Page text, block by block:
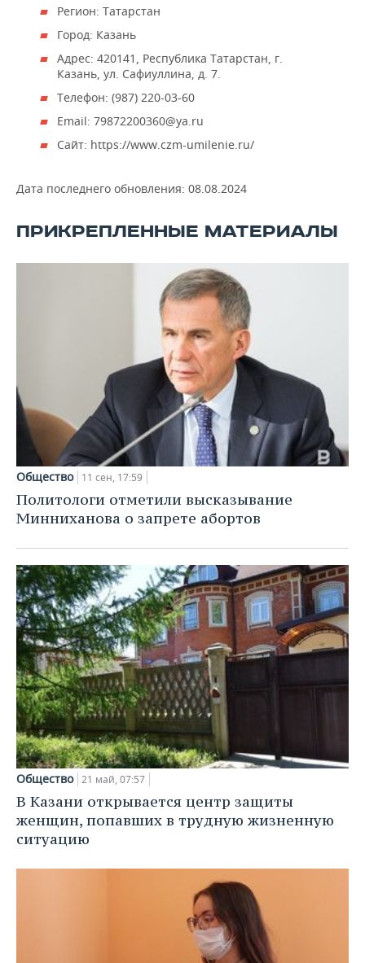
ONLINE-КОНФЕРЕНЦИИ
ОТКРЫТАЯ ЛЕКЦИЯ
ХОККЕЙ
БАСКЕТБОЛ
ВОЛЕЙБОЛ
КИБЕРСПОРТ
ФИГУРНОЕ КАТАНИЕ
ВОДНЫЕ ВИДЫ СПОРТА
ХОККЕЙ С МЯЧОМ
ВЛАСТЬ
ИНФРАСТРУКТУРА
ИСТОРИЯ
КУЛЬТУРА
МЕДИЦИНА
ОБРАЗОВАНИЕ
ПРОИСШЕСТВИЯ
СЮЖЕТЫ
СПРАВОЧНИК
СПИСОК ПЕРСОН
СПИСОК КОМПАНИЙ
ПОЛНАЯ ВЕРСИЯ
Регион: Татарстан
Город: Казань
Адрес: 420141, Республика Татарстан, г.
Казань, ул. Сафиуллина, д. 7.
Телефон: (987) 220-03-60
Email: 79872200360@ya.ru
Сайт: https://www.czm-umilenie.ru/
Дата последнего обновления: 08.08.2024
ПРИКРЕПЛЕННЫЕ МАТЕРИАЛЫ
Общество 11 сен, 17:59
Политологи отметили высказывание
Минниханова о запрете абортов
Общество 21 май, 07:57
В Казани открывается центр защиты
женщин, попавших в трудную жизненную
ситуацию